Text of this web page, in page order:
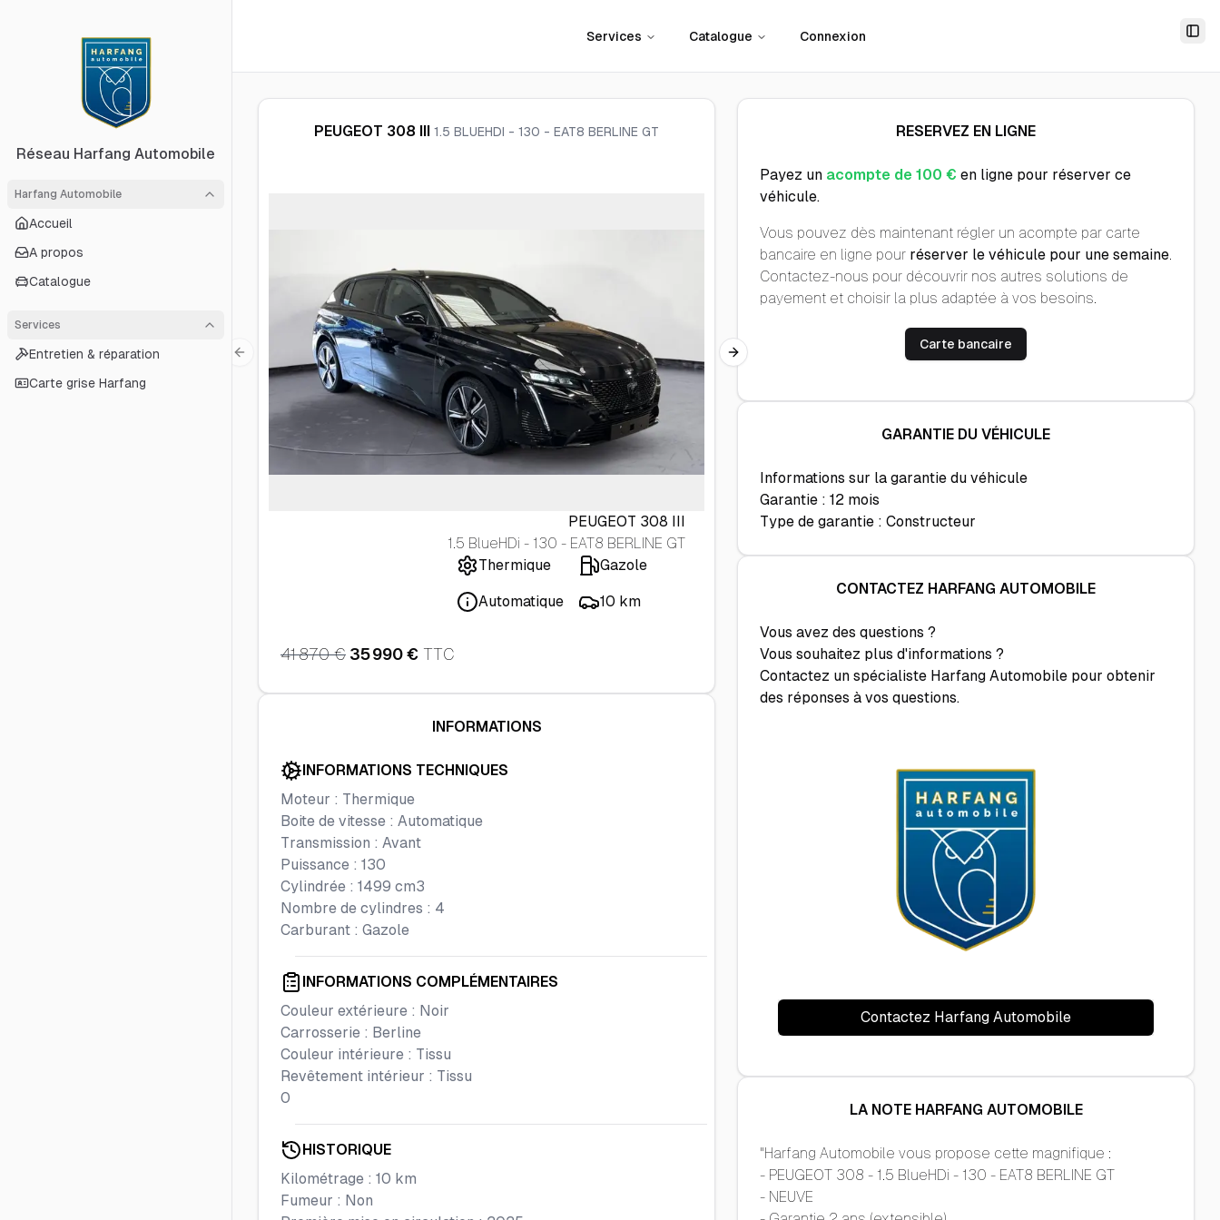
Réseau Harfang Automobile
Harfang Automobile
Accueil
A propos
Catalogue
Services
Entretien & réparation
Carte grise Harfang
Services Catalogue Connexion
PEUGEOT 308 III 1.5 BLUEHDI - 130 - EAT8 BERLINE GT
Previous slide Next slide
PEUGEOT 308 III
1.5 BlueHDi - 130 - EAT8 BERLINE GT
Thermique
Gazole
Automatique 10 km
41 870€ 35 990€ TTC
INFORMATIONS
INFORMATIONS TECHNIQUES
Moteur : Thermique
Boite de vitesse : Automatique
Transmission : Avant
Puissance : 130
Cylindrée : 1499 cm3
Nombre de cylindres : 4
Carburant : Gazole
INFORMATIONS COMPLÉMENTAIRES
Couleur extérieure : Noir
Carrosserie : Berline
Couleur intérieure : Tissu
Revêtement intérieur : Tissu
0
HISTORIQUE
Kilométrage : 10 km
Fumeur : Non
RESERVEZ EN LIGNE
Payez un acompte de 100 € en ligne pour réserver ce
véhicule.
Vous pouvez dès maintenant régler un acompte par carte
bancaire en ligne pour réserver le véhicule pour une semaine.
Contactez-nous pour découvrir nos autres solutions de
payement et choisir la plus adaptée à vos besoins.
Carte bancaire
GARANTIE DU VÉHICULE
Informations sur la garantie du véhicule
Garantie : 12 mois
Type de garantie : Constructeur
CONTACTEZ HARFANG AUTOMOBILE
Vous avez des questions ?
Vous souhaitez plus d'informations ?
Contactez un spécialiste Harfang Automobile pour obtenir
des réponses à vos questions.
Contactez Harfang Automobile
LA NOTE HARFANG AUTOMOBILE
"Harfang Automobile vous propose cette magnifique :
- PEUGEOT 308 - 1.5 BlueHDi - 130 - EAT8 BERLINE GT
- NEUVE